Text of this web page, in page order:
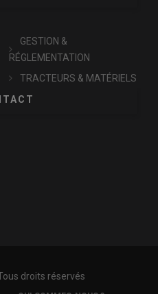
GESTION &
RÉGLEMENTATION
TRACTEURS & MATÉRIELS
droits réservés